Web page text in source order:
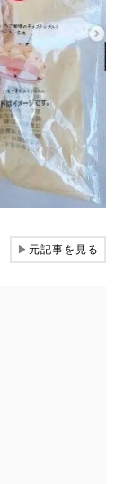
▶元記事を見る